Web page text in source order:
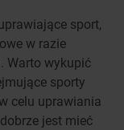
sport,
w razie
Warto wykupić
sporty
celu uprawiania
jest mieć